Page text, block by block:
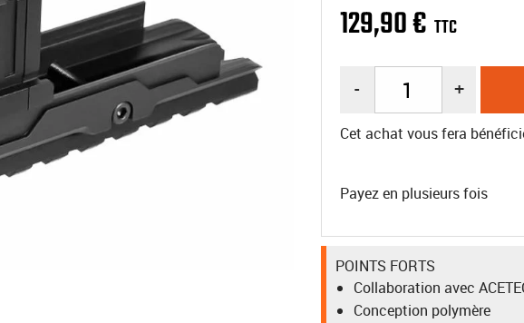
129,90€ TTC
- +
Cet achat vous fera
Payez en plusieurs fois
POINTS FORTS
Collaboration avec
Conception polymère